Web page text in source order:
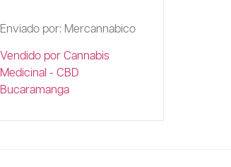
Enviado por: Mercannabico
Vendido por Cannabis
Medicinal - CBD
Bucaramanga